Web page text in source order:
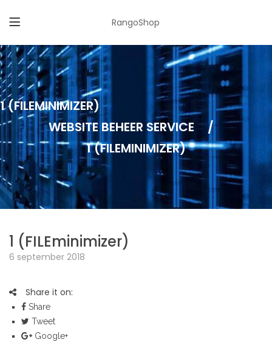
RangoShop
1 (FILEMINIMIZER)
WEBSITE BEHEER SERVICE
/
1 (FILEMINIMIZER)
1 (FILEminimizer)
6 september 2018
Share it on:
Share
Tweet
Google+